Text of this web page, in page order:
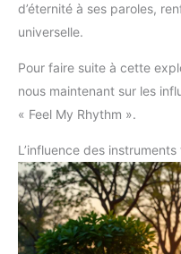
d’éternité à ses paroles,
universelle.
Pour faire suite à cette
nous maintenant sur les
« Feel My Rhythm ».
L’influence des